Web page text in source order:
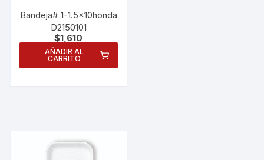
Bandeja# 1-1.5x10honda
D2150101
$1,610
AÑADIR AL
CARRITO
Al compartir tus
intereses y
comportamiento
mientras visitas